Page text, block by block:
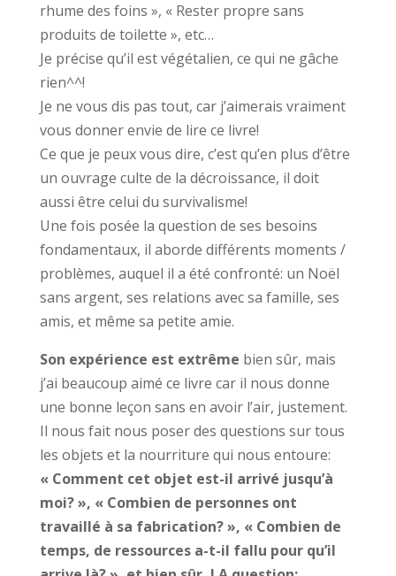
rhume des foins », « Rester propre sans
produits de toilette », etc…
Je précise qu’il est végétalien, ce qui ne gâche
rien^^!
Je ne vous dis pas tout, car j’aimerais vraiment
vous donner envie de lire ce livre!
Ce que je peux vous dire, c’est qu’en plus d’être
un ouvrage culte de la décroissance, il doit
aussi être celui du survivalisme!
Une fois posée la question de ses besoins
fondamentaux, il aborde différents moments /
problèmes, auquel il a été confronté: un Noël
sans argent, ses relations avec sa famille, ses
amis, et même sa petite amie.
Son expérience est extrême bien sûr, mais
j’ai beaucoup aimé ce livre car il nous donne
une bonne leçon sans en avoir l’air, justement.
Il nous fait nous poser des questions sur tous
les objets et la nourriture qui nous entoure:
« Comment cet objet est-il arrivé jusqu’à
moi? », « Combien de personnes ont
travaillé à sa fabrication? », « Combien de
temps, de ressources a-t-il fallu pour qu’il